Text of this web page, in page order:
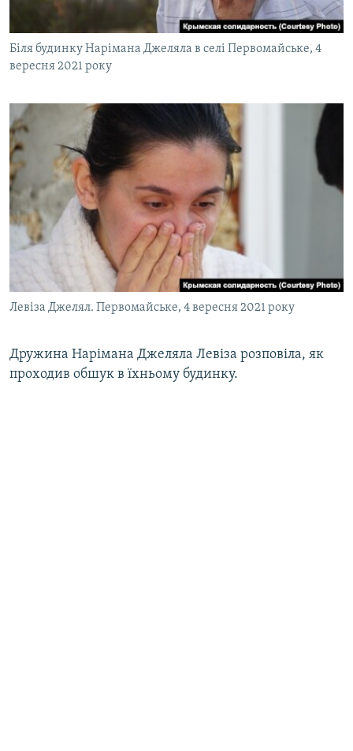
Біля будинку Нарімана Джеляла в селі Первомайське, 4
вересня 2021 року
Левіза Джелял. Первомайське, 4 вересня 2021 року
Дружина Нарімана Джеляла Левіза розповіла, як
проходив обшук в їхньому будинку.